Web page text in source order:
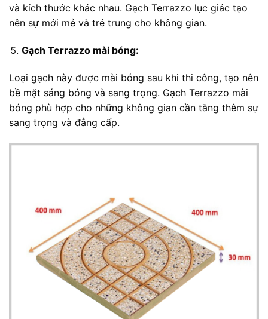
và kích thước khác nhau. Gạch Terrazzo lục giác tạo
nên sự mới mẻ và trẻ trung cho không gian.
Gạch Terrazzo mài bóng:
Loại gạch này được mài bóng sau khi thi công, tạo nên
bề mặt sáng bóng và sang trọng. Gạch Terrazzo mài
bóng phù hợp cho những không gian cần tăng thêm sự
sang trọng và đẳng cấp.